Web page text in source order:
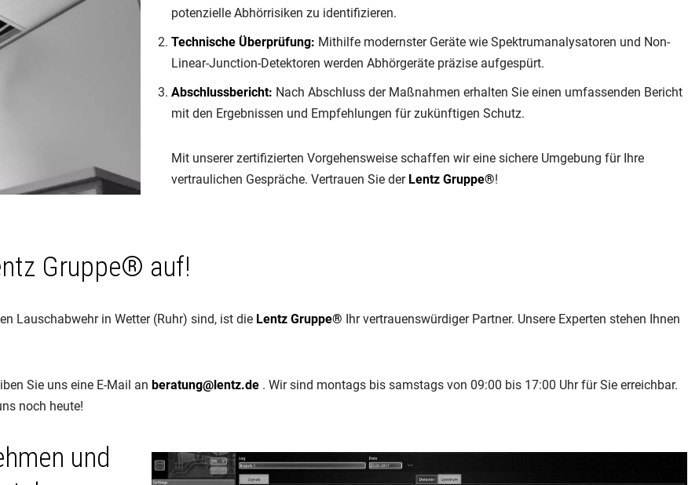
potenzielle Abhörrisiken zu identifizieren.
Technische Überprüfung: Mithilfe modernster Geräte wie Spektrumanalysatoren und Non-
Linear-Junction-Detektoren werden Abhörgeräte präzise aufgespürt.
Abschlussbericht: Nach Abschluss der Maßnahmen erhalten Sie einen umfassenden Bericht
mit den Ergebnissen und Empfehlungen für zukünftigen Schutz.
Mit unserer zertifizierten Vorgehensweise schaffen wir eine sichere Umgebung für Ihre
vertraulichen Gespräche. Vertrauen Sie der Lentz Gruppe®!
Gruppe® auf!
Lauschabwehr in Wetter (Ruhr) sind, ist die Lentz Gruppe® Ihr vertrauenswürdiger Partner. Unsere Experten stehen Ihnen
Sie uns eine E-Mail an beratung@lentz.de . Wir sind montags bis samstags von 09:00 bis 17:00 Uhr für Sie erreichbar.
noch heute!
und